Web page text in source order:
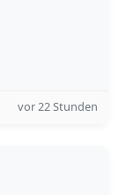
vor 22 Stunden